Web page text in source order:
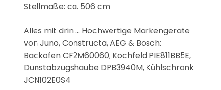
Stellmaße: ca. 506 cm
Alles mit drin ... Hochwertige Markengeräte
von Juno, Constructa, AEG & Bosch:
Backofen CF2M60060, Kochfeld PIE811BB5E,
Dunstabzugshaube DPB3940M, Kühlschrank
JCN102E0S4